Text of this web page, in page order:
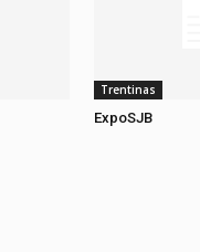
Trentinas
ExpoSJB